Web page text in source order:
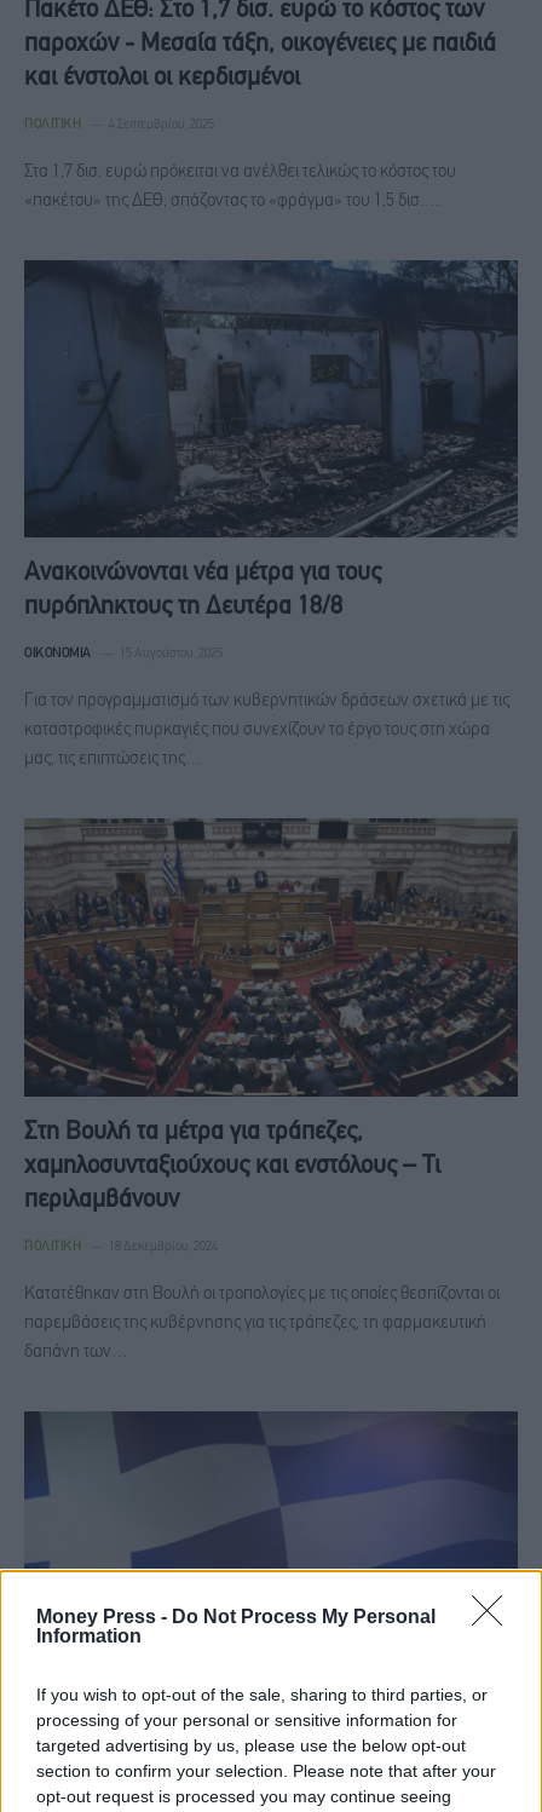
Money Press - Do Not Process My Personal
Information
If you wish to opt-out of the sale, sharing to third parties, or
processing of your personal or sensitive information for
targeted advertising by us, please use the below opt-out
section to confirm your selection. Please note that after your
opt-out request is processed you may continue seeing
Πακέτο ΔΕΘ: Στο 1,7 δισ. ευρώ το κόστος των
παροχών - Μεσαία τάξη, οικογένειες με παιδιά
και ένστολοι οι κερδισμένοι
ΠΟΛΙΤΙΚΉ 4 Σεπτεμβρίου, 2025
Στα 1,7 δισ. ευρώ πρόκειται να ανέλθει τελικώς το κόστος του
«πακέτου» της ΔΕΘ, σπάζοντας το «φράγμα» του 1,5 δισ.…
Ανακοινώνονται νέα μέτρα για τους
πυρόπληκτους τη Δευτέρα 18/8
ΟΙΚΟΝΟΜΊΑ 15 Αυγούστου, 2025
Για τον προγραμματισμό των κυβερνητικών δράσεων σχετικά με τις
καταστροφικές πυρκαγιές που συνεχίζουν το έργο τους στη χώρα
μας, τις επιπτώσεις της…
Στη Βουλή τα μέτρα για τράπεζες,
χαμηλοσυνταξιούχους και ενστόλους – Τι
περιλαμβάνουν
ΠΟΛΙΤΙΚΉ 18 Δεκεμβρίου, 2024
Κατατέθηκαν στη Βουλή οι τροπολογίες με τις οποίες θεσπίζονται οι
παρεμβάσεις της κυβέρνησης για τις τράπεζες, τη φαρμακευτική
δαπάνη των…
Aυτά είναι τα μέτρα για τις τράπεζες - Στα 350
εκατ. το κόστος για το 2025 - Θα ισχύσουν από
τα μέσα Ιανουαρίου